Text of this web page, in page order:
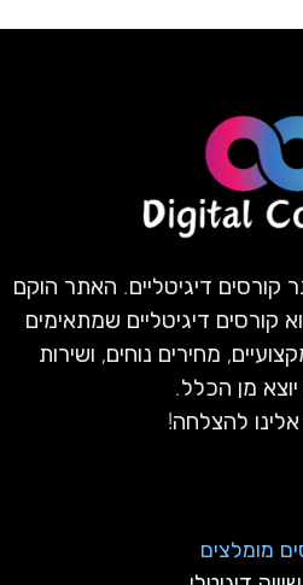
קורסים דיגיטליים. האתר הוקם
דיגיטליים שמתאימים
מחירים נוחים, ושירות
מן הכלל.
להצלחה!
מומלצים